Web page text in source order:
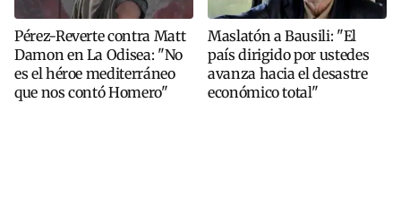
Pérez-Reverte contra Matt
Damon en La Odisea: "No
es el héroe mediterráneo
que nos contó Homero"
Maslatón a Bausili: "El
país dirigido por ustedes
avanza hacia el desastre
económico total"